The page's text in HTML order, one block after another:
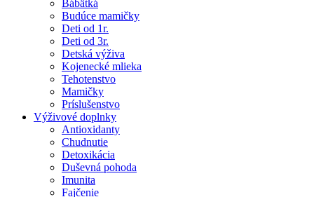
Bábätká
Budúce mamičky
Deti od 1r.
Deti od 3r.
Detská výživa
Kojenecké mlieka
Tehotenstvo
Mamičky
Príslušenstvo
Výživové doplnky
Antioxidanty
Chudnutie
Detoxikácia
Duševná pohoda
Imunita
Fajčenie